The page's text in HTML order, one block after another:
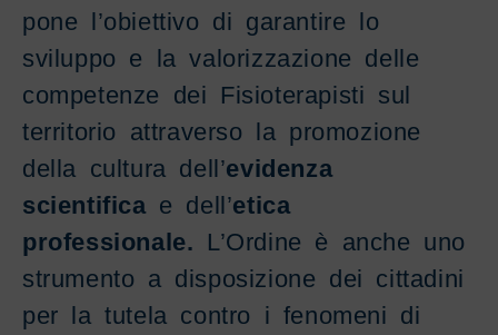
pone l’obiettivo di garantire lo
sviluppo e la valorizzazione delle
competenze dei Fisioterapisti sul
territorio attraverso la promozione
della cultura dell’evidenza
scientificae dell’etica
professionale. L’Ordine è anche uno
strumento a disposizione dei cittadini
per la tutela contro i fenomeni di